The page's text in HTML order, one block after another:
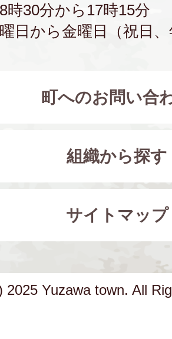
時30分から17時15分
日から金曜日（祝日
町へのお問い合
組織から探す
サイトマップ
2025 Yuzawa town. All